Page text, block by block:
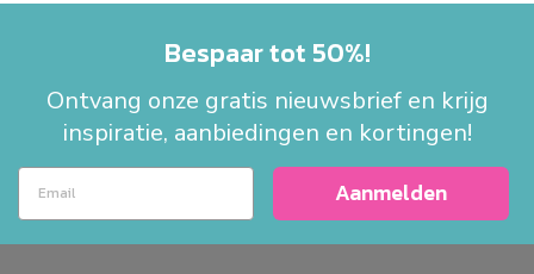
Bespaar tot 50%!
Ontvang onze gratis nieuwsbrief en krijg
inspiratie, aanbiedingen en kortingen!
Aanmelden